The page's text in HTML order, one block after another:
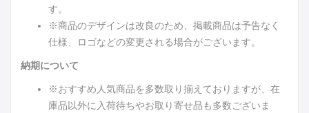
す。
※商品のデザインは改良のため、掲載商品は予告なく
仕様、ロゴなどの変更される場合がございます。
納期について
※おすすめ人気商品を多数取り揃えておりますが、在
庫品以外に入荷待ちやお取り寄せ品も多数ございま